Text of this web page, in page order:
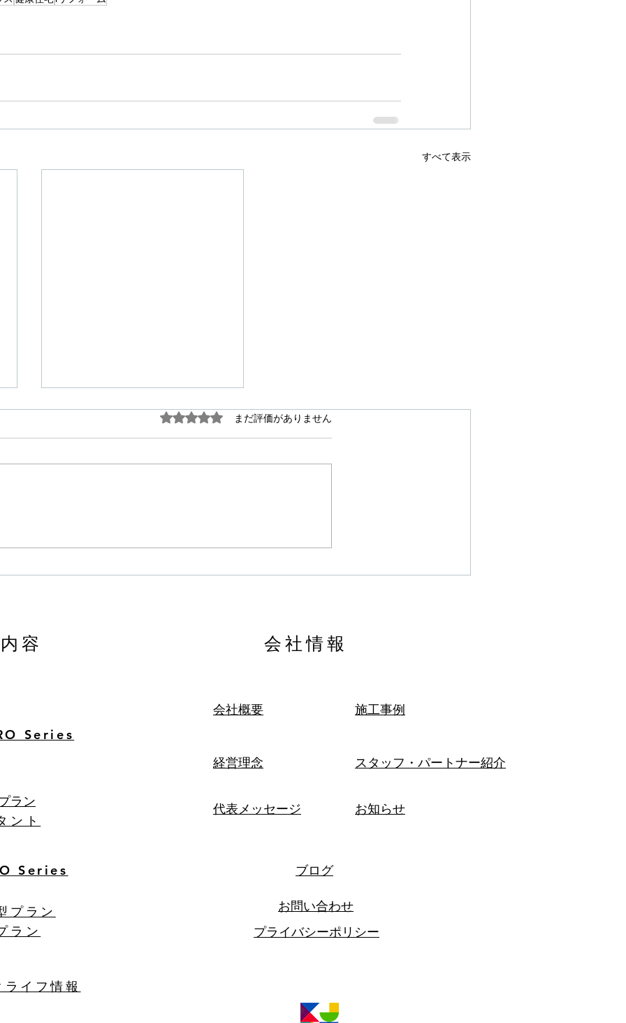
すべて表示
リモ」内窓キャンペーン開催
5つ星のうち0と評価されています。
まだ評価がありません
​お問い合わせ
プライバシーポリシー
容 会社情報
​会社概要
施工事例
Series
ラン
ント
Series
経営理念 スタッフ・パートナー紹介
代表メッセージ お知らせ
ブログ
プラン
ラン
イフ情報